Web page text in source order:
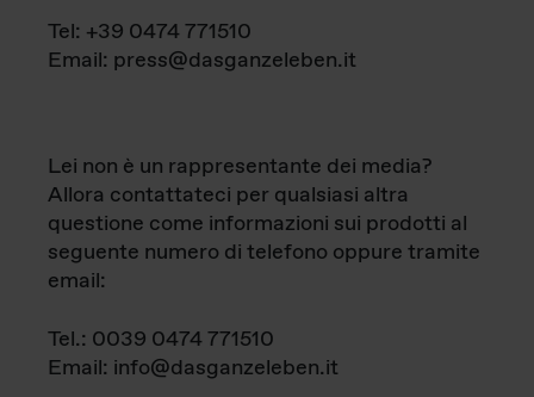
Tel: +39 0474 771510
Email: press@dasganzeleben.it
Lei non è un rappresentante dei media?
Allora contattateci per qualsiasi altra
questione come informazioni sui prodotti al
seguente numero di telefono oppure tramite
email:
Tel.: 0039 0474 771510
Email: info@dasganzeleben.it